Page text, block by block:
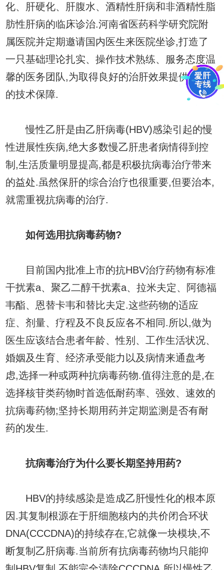
化、肝硬化、肝腹水、酒精性肝病和非酒精性脂
肪性肝病的临床诊治.河南省医药科学研究院附
属医院并定期邀请国内医生来医院坐诊,打造了
一只基础理论扎实、操作技术熟练、服务态度温
馨的医务团队,为取得良好的治肝效果提供强大
的技术保障.
慢性乙肝是由乙肝病毒(HBV)感染引起的慢
性进展性疾病,绝大多数慢乙肝患者病情得到控
制,生活质量明显提高,都是积极抗病毒治疗带来
的益处.虽然保肝的综合治疗也很重要,但要治本,
就需重视抗病毒的治疗.
如何选用抗病毒药物?
目前国内批准上市的抗HBV治疗药物有标准
干扰素a、聚乙二醇干扰素a、拉米夫定、阿德福
韦酯、恩替卡韦和替比夫定.这些药物的适应
症、剂量、疗程及不良反应各不相同.所以,做为
医生应该结合患者年龄、性别、工作生活状况、
婚姻及生育、经济承受能力以及病情来通盘考
虑,选择一种或两种抗病毒药物.值得注意的是,在
选择核苷类药物时首选低耐药率、强效、速效的
抗病毒药物;坚持长期用药并定期监测是否有耐
药的发生.
抗病毒治疗为什么要长期坚持用药?
HBV的持续感染是造成乙肝慢性化的根本原
因.其复制根源在于肝细胞核内的共价闭合环状
DNA(CCCDNA)的持续存在,它就像一块模块,不
断复制乙肝病毒.当前所有抗病毒药物均只能抑